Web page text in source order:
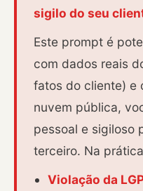
sigilo do seu
Este prompt é
com dados reais
fatos do cliente) e
nuvem pública,
pessoal e sigiloso
terceiro. Na
Violação da